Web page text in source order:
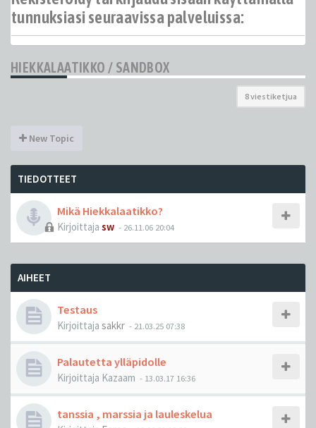
tunnuksiasi seuraavissa palveluissa:
HIEKKALAATIKKO / SANDBOX
8 viestiketjua
New Topic
TIEDOTTEET
Mikä Hiekkalaatikko?
Kirjoittaja sw - 26.11.06 20:04
AIHEET
Testaus
Kirjoittaja sakkr - 21.03.25 07:38
Palautetta ylläpidolle
Kirjoittaja Kazaam - 13.03.17 16:36
tanssia , marssia ja lauleskelua